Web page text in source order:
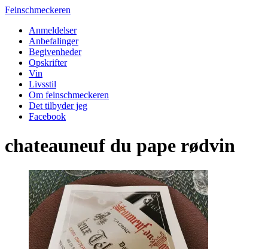
Feinschmeckeren
Anmeldelser
Anbefalinger
Begivenheder
Opskrifter
Vin
Livsstil
Om feinschmeckeren
Det tilbyder jeg
Facebook
chateauneuf du pape rødvin